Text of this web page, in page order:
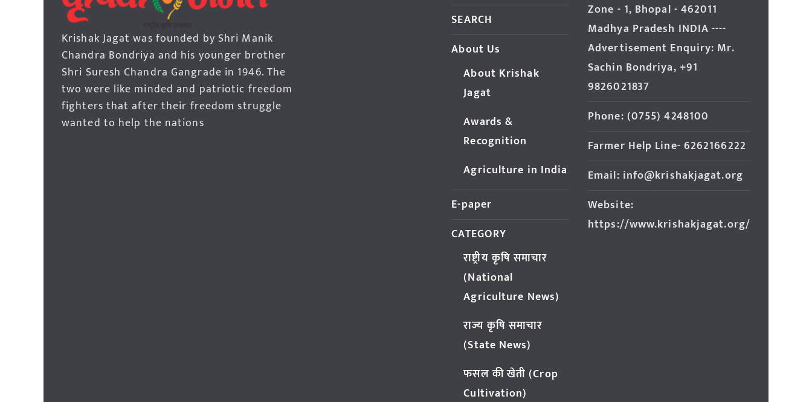
Krishak Jagat was founded by Shri Manik
Chandra Bondriya and his younger brother
Shri Suresh Chandra Gangrade in 1946. The
two were like minded and patriotic freedom
fighters that after their freedom struggle
wanted to help the nations
SEARCH
About Us
About Krishak
Jagat
Awards &
Recognition
Agriculture in India
E-paper
CATEGORY
राष्ट्रीय कृषि समाचार
(National
Agriculture News)
राज्य कृषि समाचार
(State News)
फसल की खेती (Crop
Cultivation)
Zone - 1, Bhopal - 462011
Madhya Pradesh INDIA ----
Advertisement Enquiry: Mr.
Sachin Bondriya, +91
9826021837
Phone: (0755) 4248100
Farmer Help Line- 6262166222
Email: info@krishakjagat.org
Website:
https://www.krishakjagat.org/